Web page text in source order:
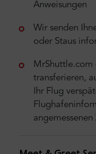
Anweisungen
Wir senden
oder Staus
MrShuttle.com
transferieren,
Ihr Flug